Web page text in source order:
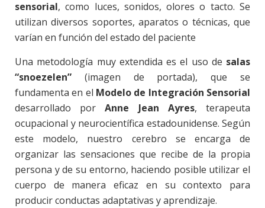
sensorial, como luces, sonidos, olores o tacto. Se
utilizan diversos soportes, aparatos o técnicas, que
varían en función del estado del paciente
Una metodología muy extendida es el uso de salas
“snoezelen” (imagen de portada), que se
fundamenta en el Modelo de Integración Sensorial
desarrollado porAnne Jean Ayres, terapeuta
ocupacional y neurocientífica estadounidense. Según
este modelo, nuestro cerebro se encarga de
organizar las sensaciones que recibe de la propia
persona y de su entorno, haciendo posible utilizar el
cuerpo de manera eficaz en su contexto para
producir conductas adaptativas y aprendizaje.